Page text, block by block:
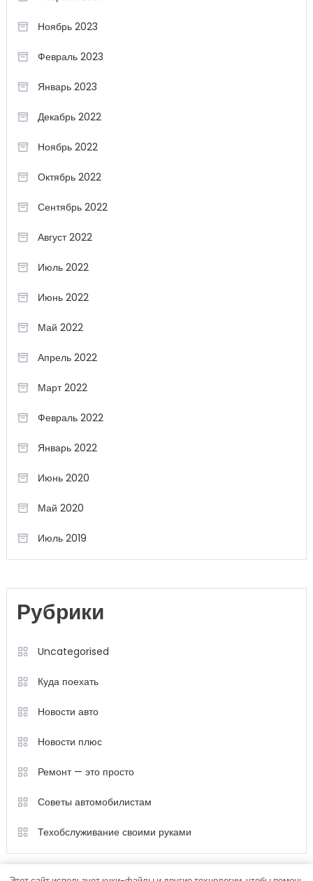
Ноябрь 2023
Февраль 2023
Январь 2023
Декабрь 2022
Ноябрь 2022
Октябрь 2022
Сентябрь 2022
Август 2022
Июль 2022
Июнь 2022
Май 2022
Апрель 2022
Март 2022
Февраль 2022
Январь 2022
Июнь 2020
Май 2020
Июль 2019
Рубрики
Uncategorised
Куда поехать
Новости авто
Новости плюс
Ремонт — это просто
Советы автомобилистам
Техобслуживание своими руками